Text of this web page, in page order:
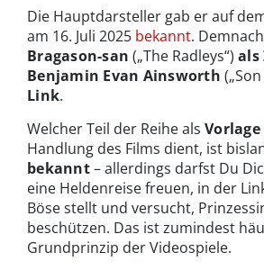
Die Hauptdarsteller gab er auf
am 16. Juli 2025 bekannt.
Bragason-san („The Radleys“)als
Benjamin Evan Ainsworth
Link.
Welcher Teil der Reihe als Vorlage
Handlung des Films dient, ist
bekannt– allerdings darfst Du
eine Heldenreise freuen, in der
Böse stellt und versucht,
beschützen. Das ist zumindest
Grundprinzip der Videospiele.